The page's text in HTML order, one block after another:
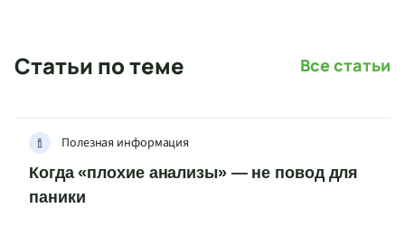
Статьи по теме Все статьи
Полезная информация
Когда «плохие анализы» — не повод для
паники